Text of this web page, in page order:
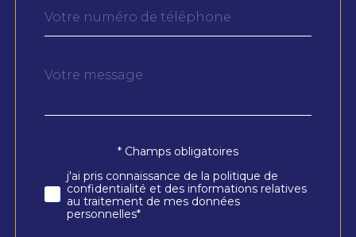
Fieldset
défaut
Message
Validation* Champs obligatoires
j'ai pris connaissance de la politique de
confidentialité et des informations relatives
au traitement de mes données
personnelles*